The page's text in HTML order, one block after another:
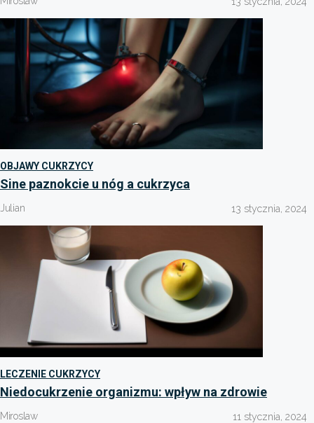
OBJAWY CUKRZYCY
Sine paznokcie u nóg a cukrzyca
Julian 13 stycznia, 2024
LECZENIE CUKRZYCY
Niedocukrzenie organizmu: wpływ na zdrowie
Miroslaw 11 stycznia, 2024